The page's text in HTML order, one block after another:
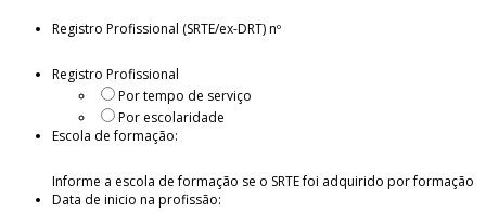
Registro Profissional (SRTE/ex-DRT) nº
Registro Profissional
Por tempo de serviço
Por escolaridade
Escola de formação:
Informe a escola de formação se o SRTE foi adquirido por formação
Data de inicio na profissão: